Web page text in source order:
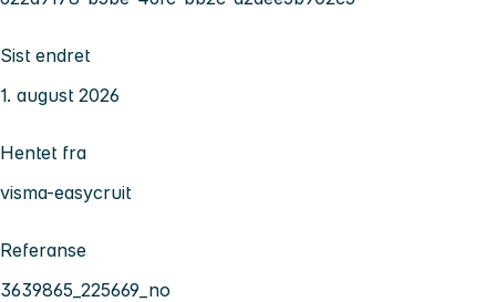
Sist endret
1. august 2026
Hentet fra
visma-easycruit
Referanse
3639865_225669_no